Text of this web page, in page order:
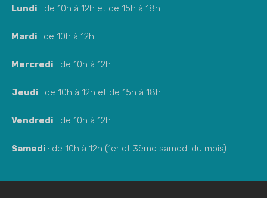
Lundi : de 10h à 12h et de 15h à 18h
Mardi : de 10h à 12h
Mercredi : de 10h à 12h
Jeudi : de 10h à 12h et de 15h à 18h
Vendredi : de 10h à 12h
Samedi : de 10h à 12h (1er et 3ème samedi du mois)